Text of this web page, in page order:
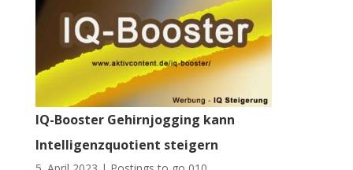
IQ-Booster Gehirnjogging kann
Intelligenzquotient steigern